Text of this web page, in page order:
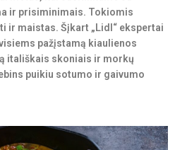
ir prisiminimais. Tokiomis
ir maistas. Šįkart „Lidl“ ekspertai
pažįstamą kiaulienos
itališkais skoniais ir morkų
puikiu sotumo ir gaivumo